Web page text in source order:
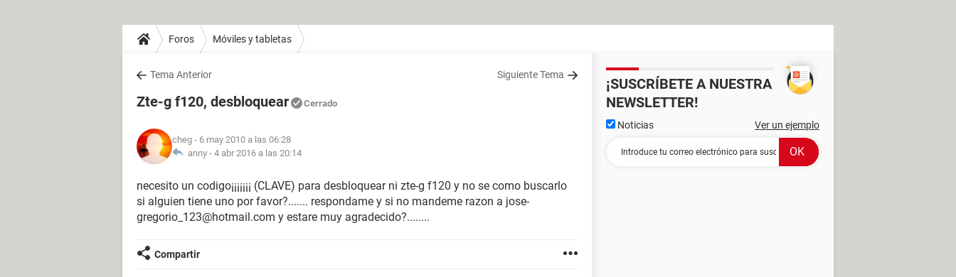
Foros Móviles y tabletas
Tema Anterior Siguiente Tema
Zte-g f120, desbloquear Cerrado
cheg - 6 may 2010 a las 06:28
anny - 4 abr 2016 a las 20:14
necesito un codigo¡¡¡¡¡¡¡ (CLAVE) para desbloquear ni zte-g f120 y no se como buscarlo
si alguien tiene uno por favor?....... respondame y si no mandeme razon a jose-
gregorio_123@hotmail.com y estare muy agradecido?........
Compartir
¡SUSCRÍBETE A NUESTRA
NEWSLETTER!
Noticias Ver un ejemplo